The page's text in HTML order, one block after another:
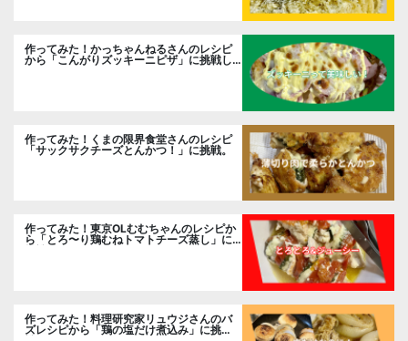
作ってみた！かっちゃんねるさんのレシピ
から「こんがりズッキーニピザ」に挑戦し
作ってみた！くまの限界食堂さんのレシピ
「サックサクチーズとんかつ！」に挑戦。
作ってみた！東京OLむむちゃんのレシピか
ら「とろ〜り鶏むねトマトチーズ蒸し」に
作ってみた！料理研究家リュウジさんのバ
ズレシピから「鶏の塩だけ煮込み」に挑